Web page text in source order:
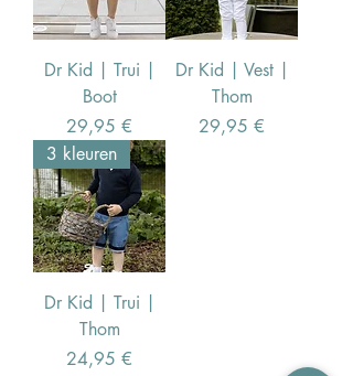
Dr Kid | Trui |
Boot
Preis
29,95 €
Dr Kid | Vest |
Thom
Preis
29,95 €
3 kleuren
Dr Kid | Trui |
Thom
Preis
24,95 €